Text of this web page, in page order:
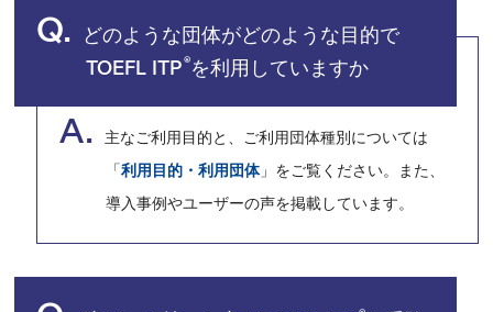
Q.
どのような団体がどのような目的で
TOEFL ITP®を利用していますか
A.
主なご利用目的と、ご利用団体種別については
「利用目的・利用団体」をご覧ください。また、
導入事例やユーザーの声を掲載しています。